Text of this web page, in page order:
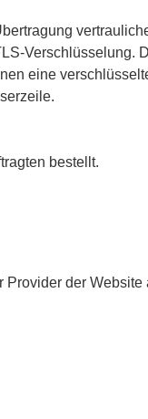
Verschlüsselung.
eine
bestellt.
Provider der